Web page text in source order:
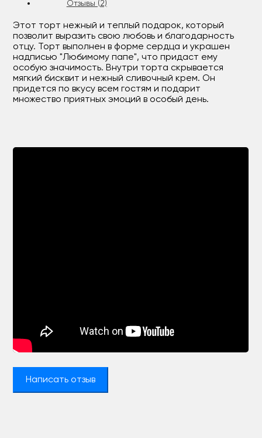
Отзывы (2)
Этот торт нежный и теплый подарок, который
позволит выразить свою любовь и благодарность
отцу. Торт выполнен в форме сердца и украшен
надписью "Любимому папе", что придаст ему
особую значимость. Внутри торта скрывается
мягкий бисквит и нежный сливочный крем. Он
придется по вкусу всем гостям и подарит
множество приятных эмоций в особый день.
Написать отзыв